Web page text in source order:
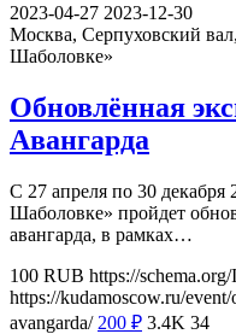
2023-04-27 2023-12-30
Москва, Серпуховский
Шаболовке»
Обновлённая
Авангарда
С 27 апреля по 30 декабря
Шаболовке» пройдет
авангарда, в рамках…
100 RUB https://
https://kudamoscow.ru/
avangarda/ 200 ₽ 3.4K 34